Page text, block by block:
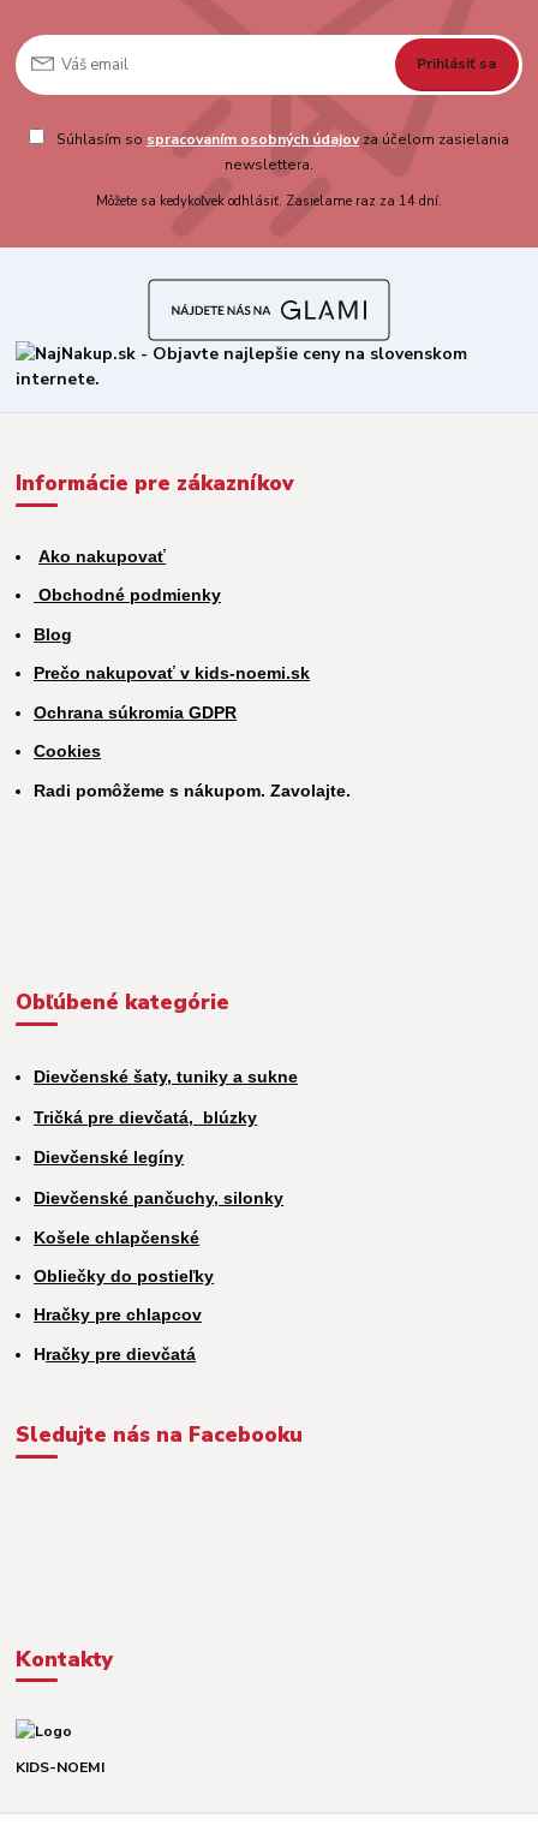
Prihlásiť sa
Súhlasím so spracovaním osobných údajovza účelom zasielania
newslettera.
Môžete sa kedykoľvek odhlásiť. Zasielame raz za 14 dní.
Informácie pre zákazníkov
Ako nakupovať
Obchodné podmienky
Blog
Prečo nakupovať v kids-noemi.sk
Ochrana súkromia GDPR
Cookies
Radi pomôžeme s nákupom. Zavolajte.
Obľúbené kategórie
Dievčenské šaty, tuniky a sukne
Tričká pre dievčatá, blúzky
Dievčenské legíny
Dievčenské pančuchy, silonky
Košele chlapčenské
Obliečky do postieľky
Hračky pre chlapcov
Hračky pre dievčatá
Sledujte nás na Facebooku
Kontakty
KIDS-NOEMI